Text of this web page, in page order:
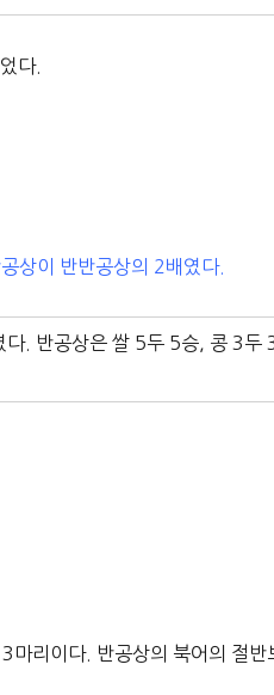
다.
상이 반반공상의 2배였다.
. 반공상은 쌀 5두 5승, 콩 3두
리이다. 반공상의 북어의 절반